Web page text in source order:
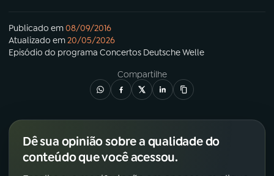
Publicado em08/09/2016
Atualizado em20/05/2026
Episódio do programa Concertos Deutsche Welle
Compartilhe
Dê sua opinião sobre a qualidade do
conteúdo que você acessou.